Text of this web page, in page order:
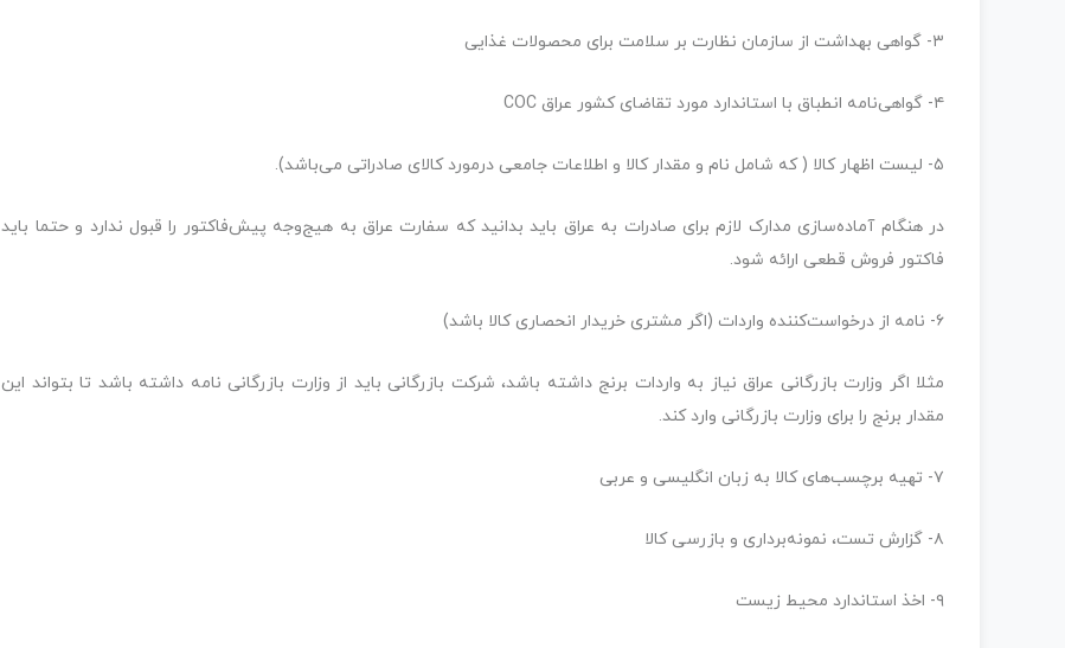
۳- گواهی بهداشت از سازمان نظارت بر سلامت برای محصولات غذایی
۴- گواهی‌نامه انطباق با استاندارد مورد تقاضای کشور عراق COC
۵- لیست اظهار کالا ( که شامل نام و مقدار کالا و اطلاعات جامعی درمورد کالای صادراتی می‌باشد).
در هنگام آماده‌سازی مدارک لازم برای صادرات به عراق باید بدانید که سفارت عراق به هیج‌وجه پیش‌فاکتور را قبول ندارد و حتما باید
فاکتور فروش قطعی ارائه شود.
۶- نامه از درخواست‌کننده واردات (اگر مشتری خریدار انحصاری کالا باشد)
مثلا اگر وزارت بازرگانی عراق نیاز به واردات برنج داشته باشد، شرکت بازرگانی باید از وزارت بازرگانی نامه داشته باشد تا بتواند این
مقدار برنج را برای وزارت بازرگانی وارد کند.
۷- تهیه برچسب‌های کالا به زبان انگلیسی و عربی
۸- گزارش تست، نمونه‌برداری و بازرسی کالا
۹- اخذ استاندارد محیط زیست